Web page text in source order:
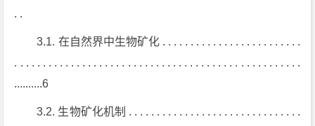
. .
3.1. 在自然界中生物矿化 . . . . . . . . . . . . . . . . . . . . . . . . .
. . . . . . . . . . . . . . . . . . . . . . . . . . . . . . . . . . . . . . . . . . . . . . . . . . .
..........6
3.2. 生物矿化机制 . . . . . . . . . . . . . . . . . . . . . . . . . . . . . . .